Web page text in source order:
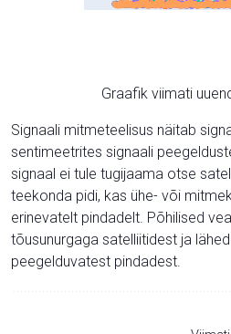
Graafik viimati
Signaali mitmeteelisus näitab
sentimeetrites signaali
signaal ei tule tugijaama otse
teekonda pidi, kas ühe- või
erinevatelt pindadelt. Põhilised
tõusunurgaga satelliitidest ja
peegelduvatest pindadest.